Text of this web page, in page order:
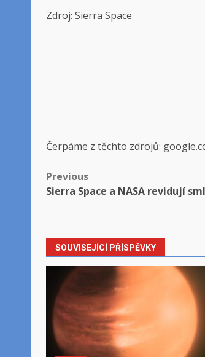
Zdroj: Sierra Space
Čerpáme z těchto zdrojů:
Post
navigation
Previous
Sierra Space a NASA revidují
SOUVISEJÍCÍ PŘÍSPĚVKY